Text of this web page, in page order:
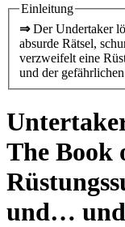
Einleitung
⇒Der Undertaker
absurde Rätsel,
verzweifelt eine
und der
The Book
und…